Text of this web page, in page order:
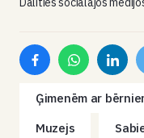
Ģimenēm ar
Muzejs